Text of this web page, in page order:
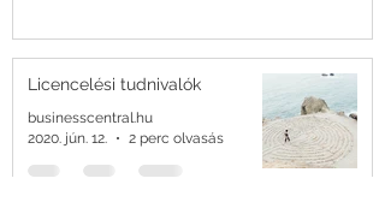
Licencelési tudnivalók
businesscentral.hu
2020. jún. 12.
2 perc olvasás